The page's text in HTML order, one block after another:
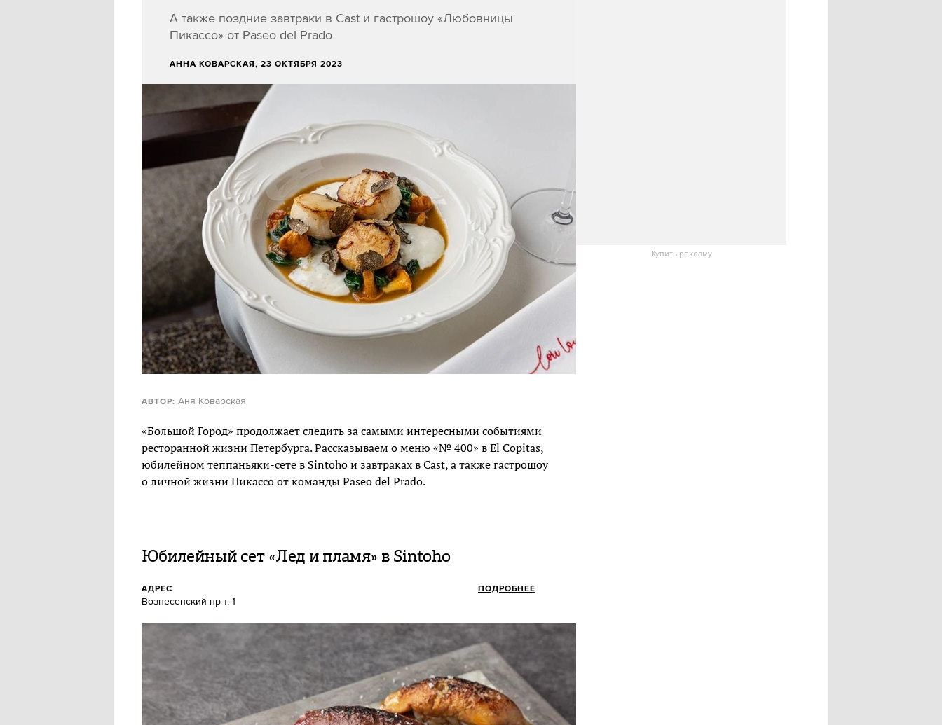
А также поздние завтраки в Cast и гастрошоу «Любовницы
Пикассо» от Paseo del Prado
АННА КОВАРСКАЯ, 23 ОКТЯБРЯ 2023
АВТОР: Аня Коварская
«Большой Город» продолжает следить за самыми интересными событиями
ресторанной жизни Петербурга. Рассказываем о меню «№ 400» в El Copitas,
юбилейном теппаньяки-сете в Sintoho и завтраках в Cast, а также гастрошоу
о личной жизни Пикассо от команды Paseo del Prado.
Юбилейный сет «Лед и пламя» в Sintoho
АДРЕС
Вознесенский пр-т, 1
ПОДРОБНЕЕ
Купить рекламу